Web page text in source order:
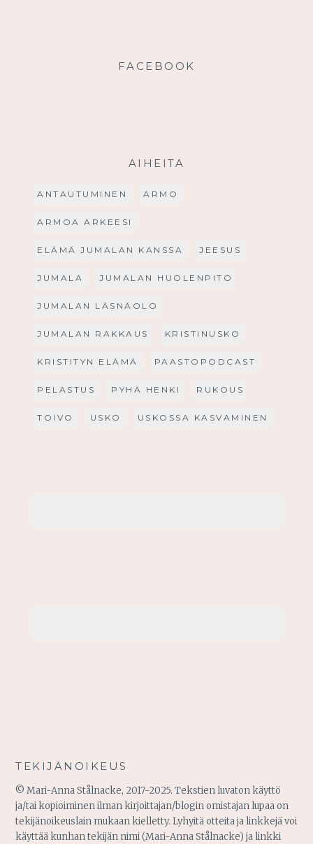
FACEBOOK
AIHEITA
ANTAUTUMINEN ARMO
ARMOA ARKEESI
ELÄMÄ JUMALAN KANSSA JEESUS
JUMALA JUMALAN HUOLENPITO
JUMALAN LÄSNÄOLO
JUMALAN RAKKAUS KRISTINUSKO
KRISTITYN ELÄMÄ PAASTOPODCAST
PELASTUS PYHÄ HENKI RUKOUS
TOIVO USKO USKOSSA KASVAMINEN
TEKIJÄNOIKEUS
© Mari-Anna Stålnacke, 2017-2025. Tekstien luvaton käyttö
ja/tai kopioiminen ilman kirjoittajan/blogin omistajan lupaa on
tekijänoikeuslain mukaan kielletty. Lyhyitä otteita ja linkkejä voi
käyttää kunhan tekijän nimi (Mari-Anna Stålnacke) ja linkki